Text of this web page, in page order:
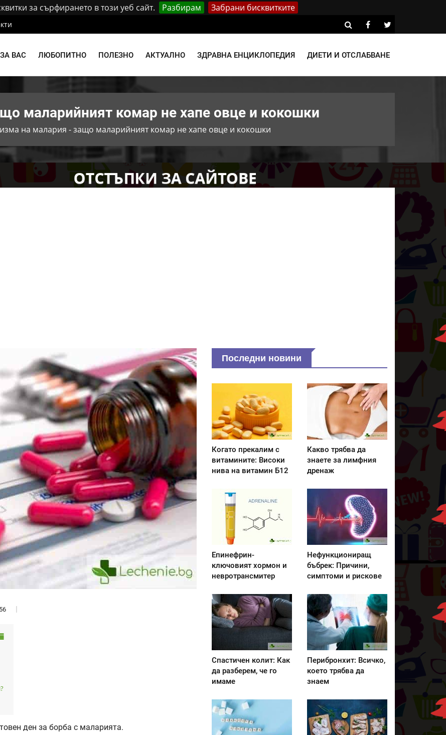
за сърфирането в този уеб сайт. Разбирам Забрани бисквитките
ЗА ВАС ЛЮБОПИТНО ПОЛЕЗНО АКТУАЛНО ЗДРАВНА ЕНЦИКЛОПЕДИЯ ДИЕТИ И ОТСЛАБВАНЕ
маларийният комар не хапе овце и кокошки
на малария - защо маларийният комар не хапе овце и кокошки
ден за борба с маларията.
Последни новини
Когато прекалим с
витамините: Високи
нива на витамин Б12
Какво трябва да
знаете за лимфния
дренаж
Епинефрин-
ключовият хормон и
невротрансмитер
Нефункциониращ
бъбрек: Причини,
симптоми и рискове
Спастичен колит: Как
да разберем, че го
имаме
Перибронхит: Всичко,
което трябва да
знаем